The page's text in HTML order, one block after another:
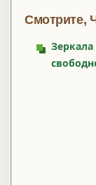
Смотрите,